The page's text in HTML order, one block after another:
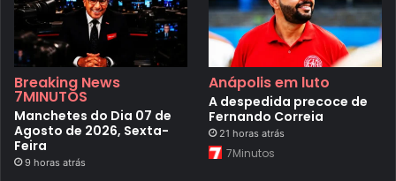
Breaking News
7MINUTOS
Manchetes do Dia 07 de
Agosto de 2026, Sexta-
Feira
9 horas atrás
Anápolis em luto
A despedida precoce de
Fernando Correia
21 horas atrás
7Minutos